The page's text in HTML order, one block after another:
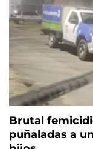
Brutal
puñaladas a